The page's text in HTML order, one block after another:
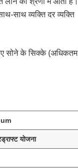
साथ व्यक्ति दर व्यक्ति
सोने के सिक्के (अधिकतम
योजना